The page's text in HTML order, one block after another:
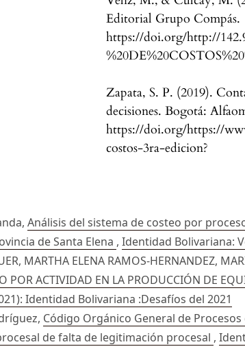
Editorial Grupo Compás.
https://doi.org/http://
Zapata, S. P. (2019).
decisiones. Bogotá:
https://doi.org/https://
costos-3ra-edicion?
Análisis del sistema de costeo por
de Santa Elena ,Identidad Bolivariana:
MARTHA ELENA RAMOS-HERNANDEZ,
POR ACTIVIDAD EN LA PRODUCCIÓN DE
Identidad Bolivariana :Desafíos del 2021
Código Orgánico General de
de falta de legitimación procesal ,